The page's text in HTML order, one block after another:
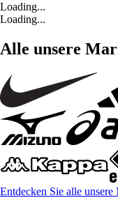
Loading...
Loading...
Alle unsere
Entdecken Sie alle unsere